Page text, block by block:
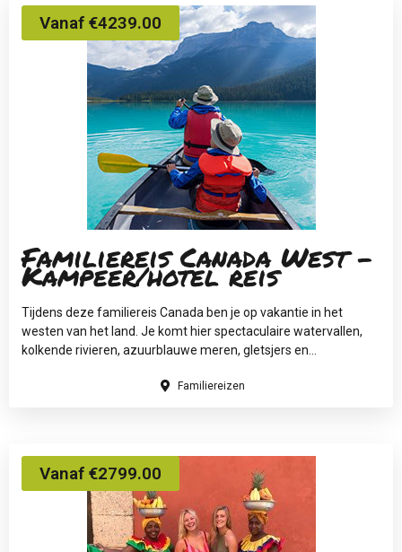
Familiereis Canada West -
Kampeer/hotel reis
Tijdens deze familiereis Canada ben je op vakantie in het
westen van het land. Je komt hier spectaculaire watervallen,
kolkende rivieren, azuurblauwe meren, gletsjers en...
Vanaf €4239.00
Familiereizen
Vanaf €2799.00